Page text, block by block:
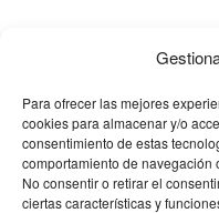
Para ofrecer las mejores
cookies para almacenar y/o
consentimiento de estas
comportamiento de navegación
No consentir o retirar el
ciertas características y